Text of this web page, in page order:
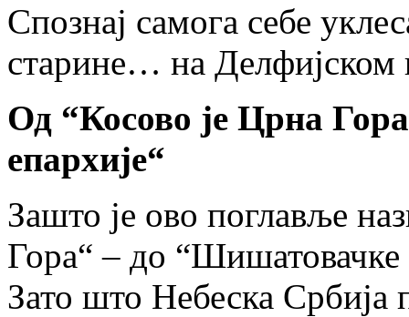
Спознај самога себе
старине… на
Од “Косово је Црна
епархије“
Зашто је ово поглавље
Гора“ – до “Шишатовачке
Зато што Небеска Србија